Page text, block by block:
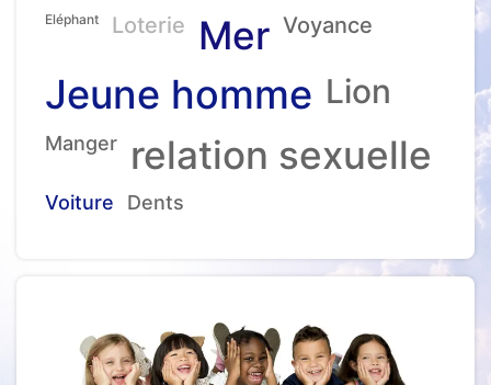
Eléphant Loterie Mer Voyance
Jeune homme Lion
Manger relation sexuelle
Voiture Dents